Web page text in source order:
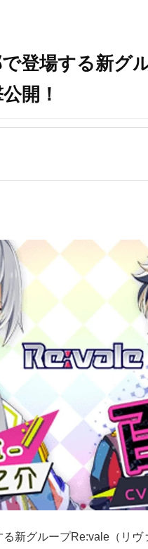
で登場する新グ
開！
る新グループRe:vale（リヴ